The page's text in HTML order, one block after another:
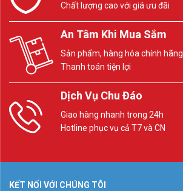
Chất lượng cao với giá ưu đãi
An Tâm Khi Mua Sắm
Sản phẩm, hàng hóa chính hãng
Thanh toán tiện lợi
Dịch Vụ Chu Đáo
Giao hàng nhanh trong 24h
Hotline phục vụ cả T7 và CN
KẾT NỐI VỚI CHÚNG TÔI